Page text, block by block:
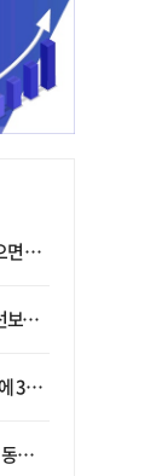
얼굴
동’
거 합류
대’